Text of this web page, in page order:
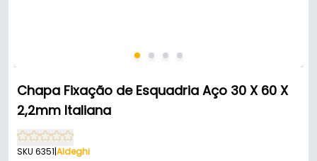
Chapa Fixação de Esquadria Aço 30 X 60 X
2,2mm Italiana
SKU 6351|Aldeghi